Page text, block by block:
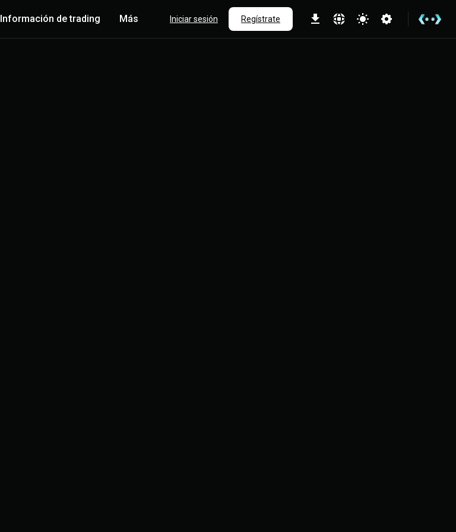
Información de trading Más Iniciar sesión Regístrate